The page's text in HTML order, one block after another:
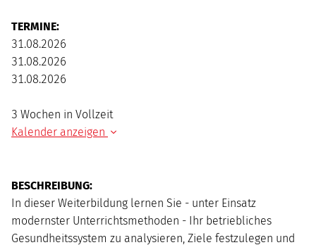
TERMINE:
31.08.2026
31.08.2026
31.08.2026
3 Wochen in Vollzeit
Kalender anzeigen
Mo Di
7
9
BESCHREIBUNG:
In dieser Weiterbildung lernen Sie - unter Einsatz
modernster Unterrichtsmethoden - Ihr betriebliches
Gesundheitssystem zu analysieren, Ziele festzulegen und